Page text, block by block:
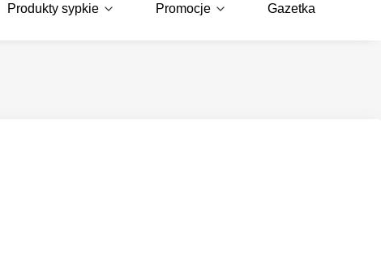
Produkty sypkie Promocje Gazetka